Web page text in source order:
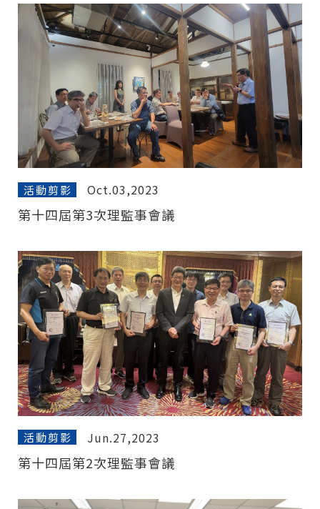
活動剪影 Oct.03,2023
第十四屆第3次理監事會議
活動剪影 Jun.27,2023
第十四屆第2次理監事會議